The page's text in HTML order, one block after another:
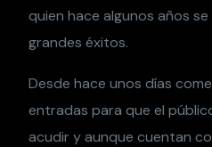
quien hace algunos años
grandes éxitos.
Desde hace unos días
entradas para que el
acudir y aunque cuentan